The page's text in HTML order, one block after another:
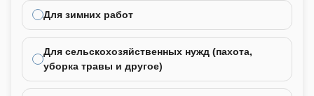
Для зимних работ
Для сельскохозяйственных нужд (пахота,
уборка травы и другое)